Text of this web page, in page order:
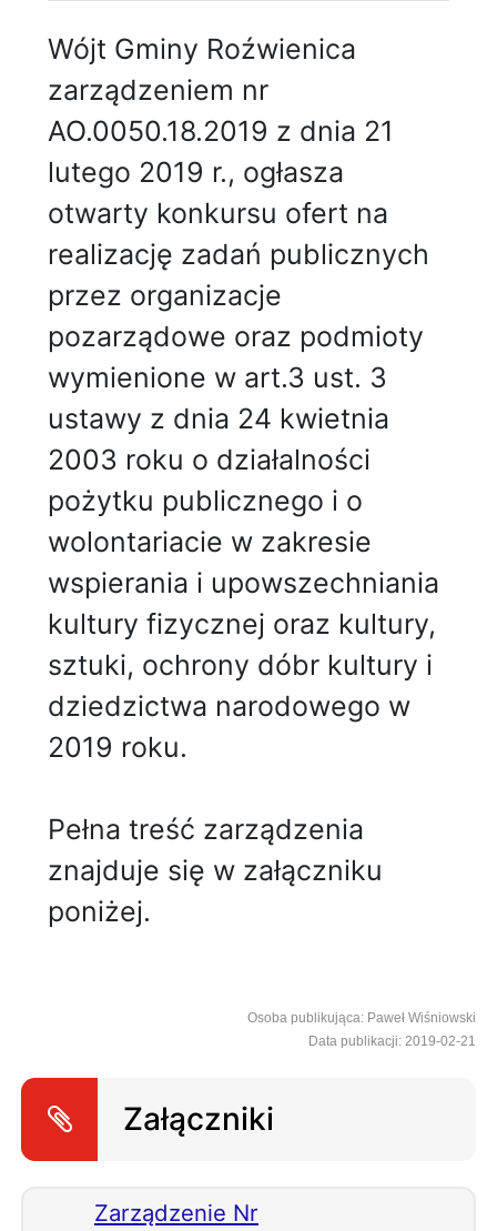
Wójt Gminy Roźwienica
zarządzeniem nr
AO.0050.18.2019 z dnia 21
lutego 2019 r., ogłasza
otwarty konkursu ofert na
realizację zadań publicznych
przez organizacje
pozarządowe oraz podmioty
wymienione w art.3 ust. 3
ustawy z dnia 24 kwietnia
2003 roku o działalności
pożytku publicznego i o
wolontariacie w zakresie
wspierania i upowszechniania
kultury fizycznej oraz kultury,
sztuki, ochrony dóbr kultury i
dziedzictwa narodowego w
2019 roku.
Pełna treść zarządzenia
znajduje się w załączniku
poniżej.
Osoba publikująca: Paweł Wiśniowski
Data publikacji: 2019-02-21
Załączniki
Zarządzenie Nr